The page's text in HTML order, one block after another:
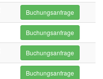
Buchungsanfrage
Buchungsanfrage
Buchungsanfrage
Buchungsanfrage